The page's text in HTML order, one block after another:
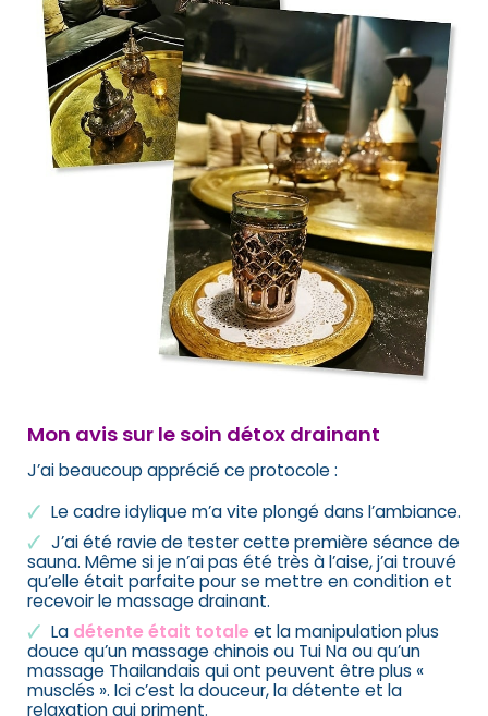
Mon avis sur le soin détox drainant
J’ai beaucoup apprécié ce protocole :
Le cadre idylique m’a vite plongé dans l’ambiance.
J’ai été ravie de tester cette première séance de
sauna. Même si je n’ai pas été très à l’aise, j’ai trouvé
qu’elle était parfaite pour se mettre en condition et
recevoir le massage drainant.
La détente était totale et la manipulation plus
douce qu’un massage chinois ou Tui Na ou qu’un
massage Thailandais qui ont peuvent être plus «
musclés ». Ici c’est la douceur, la détente et la
relaxation qui priment.